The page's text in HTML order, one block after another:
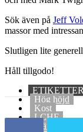
Sök även på Jeff
massor med
Slutligen lite
Håll tillgodo!
Hög höjd
Kost
LCHF
Träning